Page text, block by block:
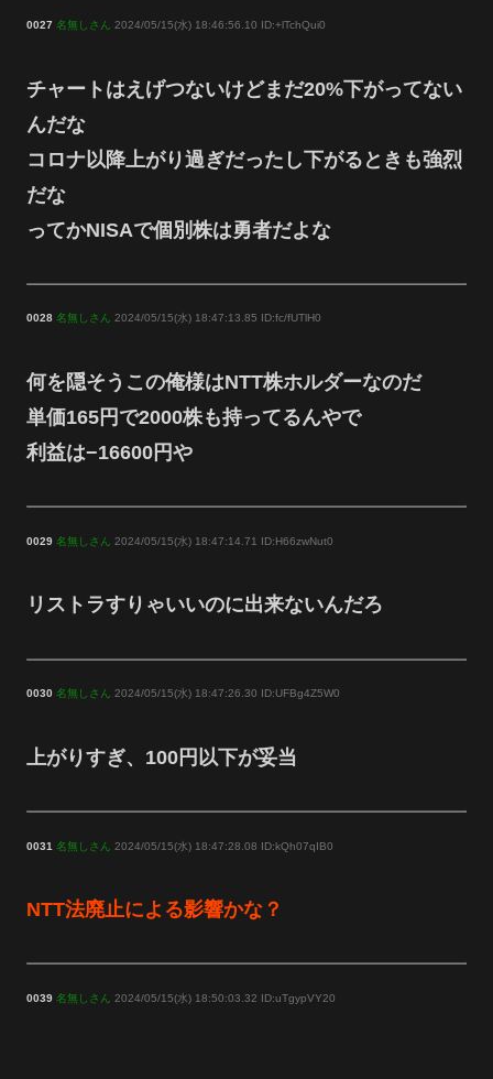
0027 名無しさん 2024/05/15(水) 18:46:56.10 ID:+lTchQui0
チャートはえげつないけどまだ20%下がってない
んだな
コロナ以降上がり過ぎだったし下がるときも強烈
だな
ってかNISAで個別株は勇者だよな
0028 名無しさん 2024/05/15(水) 18:47:13.85 ID:fc/fUTlH0
何を隠そうこの俺様はNTT株ホルダーなのだ
単価165円で2000株も持ってるんやで
利益は−16600円や
0029 名無しさん 2024/05/15(水) 18:47:14.71 ID:H66zwNut0
リストラすりゃいいのに出来ないんだろ
0030 名無しさん 2024/05/15(水) 18:47:26.30 ID:UFBg4Z5W0
上がりすぎ、100円以下が妥当
0031 名無しさん 2024/05/15(水) 18:47:28.08 ID:kQh07qIB0
NTT法廃止による影響かな？
0039 名無しさん 2024/05/15(水) 18:50:03.32 ID:uTgypVY20